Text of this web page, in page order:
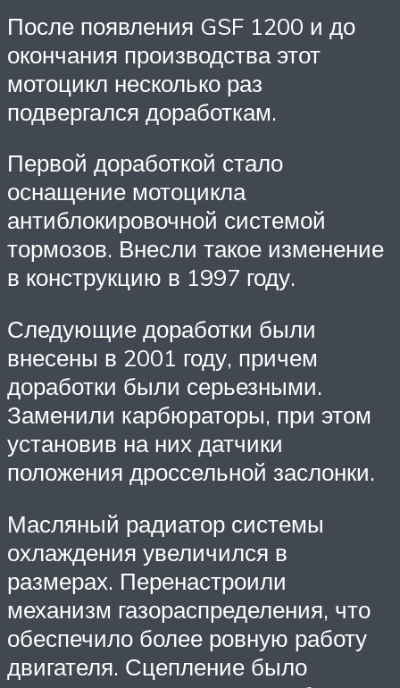
После появления GSF 1200 и до
окончания производства этот
мотоцикл несколько раз
подвергался доработкам.
Первой доработкой стало
оснащение мотоцикла
антиблокировочной системой
тормозов. Внесли такое изменение
в конструкцию в 1997 году.
Следующие доработки были
внесены в 2001 году, причем
доработки были серьезными.
Заменили карбюраторы, при этом
установив на них датчики
положения дроссельной заслонки.
Масляный радиатор системы
охлаждения увеличился в
размерах. Перенастроили
механизм газораспределения, что
обеспечило более ровную работу
двигателя. Сцепление было